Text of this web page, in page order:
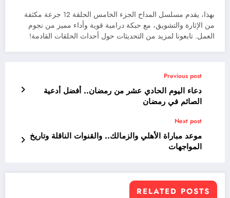
بهذا، يقدم مسلسل المداح الجزء الخامس الحلقة 12 جرعة مكثفة
من الإثارة والتشويق، مع حبكة درامية قوية وأداء مميز من نجوم
العمل. تابعونا لمزيد من التحديثات حول أحداث الحلقات القادمة!
Previous post
دعاء اليوم الحادي عشر من رمضان.. أفضل أدعية
الصائم في رمضان
Next post
موعد مباراة الأهلي والزمالك.. والقنوات الناقلة وتاريخ
المواجهات
RELATED POSTS